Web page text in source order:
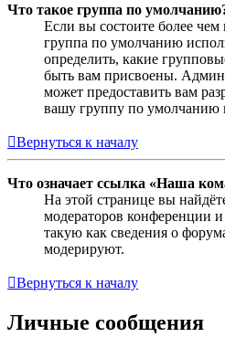
Что такое группа по
Если вы состоите более
группа по умолчанию
определить, какие
быть вам присвоены.
может предоставить вам
вашу группу по умолчанию
Вернуться к началу
Что означает ссылка «Наша
На этой странице вы
модераторов конференции
такую как сведения о
модерируют.
Вернуться к началу
Личные сообщения